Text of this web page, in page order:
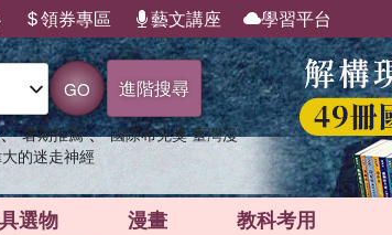
領券專區 藝文講座 學習平台
GO 進階搜尋
、 暑期推薦 、 國際布克獎 臺灣漫
的迷走神經
選物 漫畫 教科考用